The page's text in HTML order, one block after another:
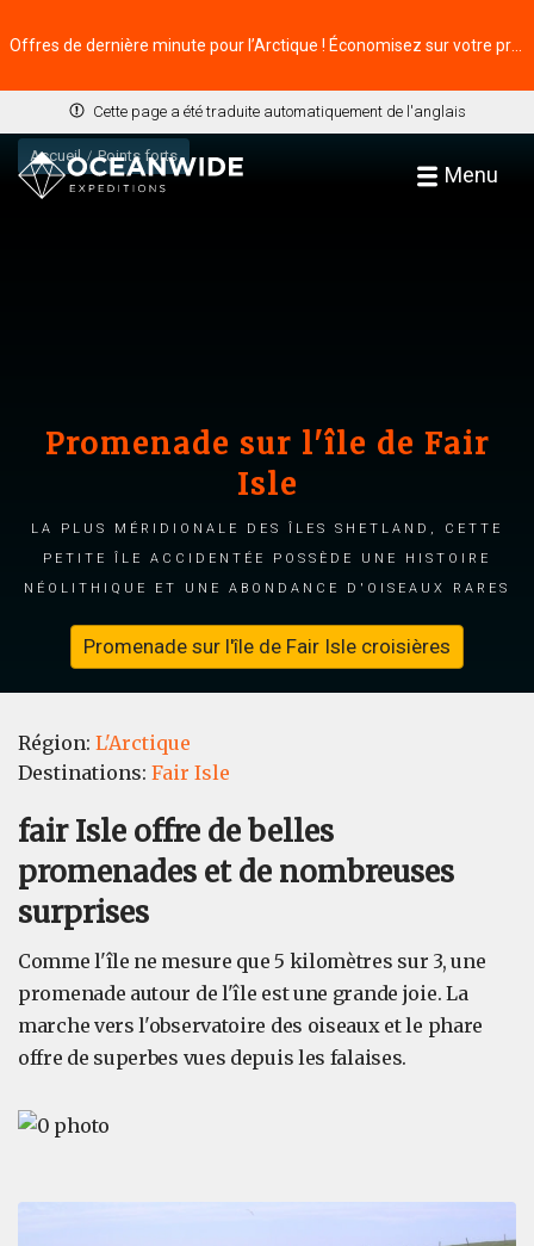
Cette page a été traduite automatiquement de l'anglais
Menu
Accueil Points forts
Promenade sur l'île de Fair
Isle
La plus méridionale des îles Shetland, cette
petite île accidentée possède une histoire
néolithique et une abondance d'oiseaux rares
Promenade sur l'île de Fair Isle croisières
Région: L'Arctique
Destinations: Fair Isle
fair Isle offre de belles
promenades et de nombreuses
surprises
Comme l'île ne mesure que 5 kilomètres sur 3, une
promenade autour de l'île est une grande joie. La
marche vers l'observatoire des oiseaux et le phare
offre de superbes vues depuis les falaises.